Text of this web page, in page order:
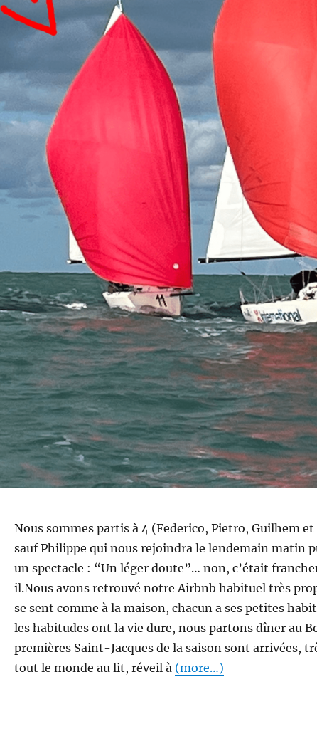
Nous sommes partis à 4 (Federico, Pietro, Guilhem
sauf Philippe qui nous rejoindra le lendemain matin
un spectacle : “Un léger doute”… non, c’était
il.Nous avons retrouvé notre Airbnb habituel très
se sent comme à la maison, chacun a ses petites
les habitudes ont la vie dure, nous partons dîner au
premières Saint-Jacques de la saison sont arrivées,
tout le monde au lit, réveil à (more…)